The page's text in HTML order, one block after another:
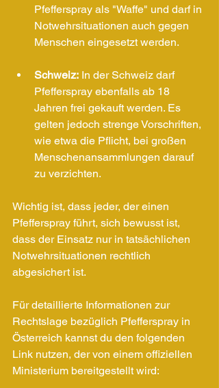
Pfefferspray als "Waffe" und darf in
Notwehrsituationen auch gegen
Menschen eingesetzt werden.
Schweiz: In der Schweiz darf
Pfefferspray ebenfalls ab 18
Jahren frei gekauft werden. Es
gelten jedoch strenge Vorschriften,
wie etwa die Pflicht, bei großen
Menschenansammlungen darauf
zu verzichten.
Wichtig ist, dass jeder, der einen
Pfefferspray führt, sich bewusst ist,
dass der Einsatz nur in tatsächlichen
Notwehrsituationen rechtlich
abgesichert ist.
Für detaillierte Informationen zur
Rechtslage bezüglich Pfefferspray in
Österreich kannst du den folgenden
Link nutzen, der von einem offiziellen
Ministerium bereitgestellt wird: